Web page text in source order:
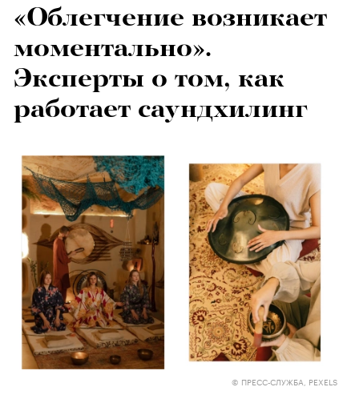
«Облегчение возникает
моментально».
Эксперты о том, как
работает саундхилинг
© ПРЕСС-СЛУЖБА, PEXELS